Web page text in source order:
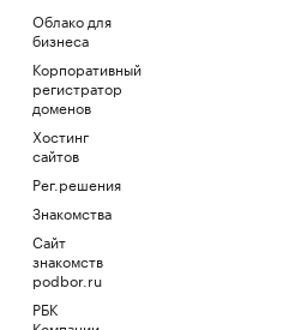
Облако для
бизнеса
Корпоративный
регистратор
доменов
Хостинг
сайтов
Рег.решения
Знакомства
Сайт
знакомств
podbor.ru
РБК